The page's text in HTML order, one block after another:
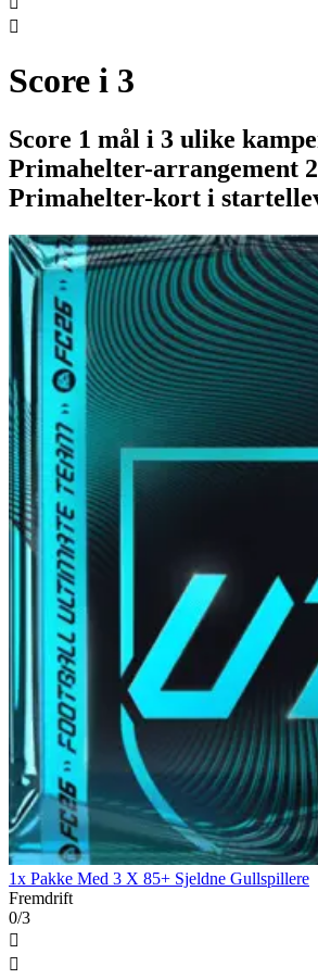

Score i 3
Score 1 mål i 3 ulike
Primahelter-arrangement
Primahelter-kort i
1x Pakke Med 3 X 85+ Sjeldne Gullspillere
Fremdrift
0/3

